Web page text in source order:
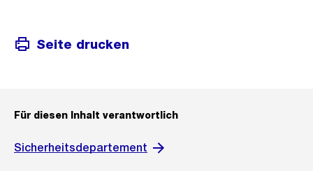
Seite drucken
Für diesen Inhalt verantwortlich
Sicherheitsdepartement